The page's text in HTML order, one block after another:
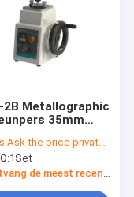
2B Metallographic
35mm
Ask the price privately
1Set